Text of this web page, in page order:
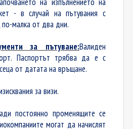
- в случай на пътувания с
малка от два дни.
за пътуване:Валиден
Паспортът трябва да е с
от датата на връщане.
за визи.
постоянно променящите се
могат да начислят